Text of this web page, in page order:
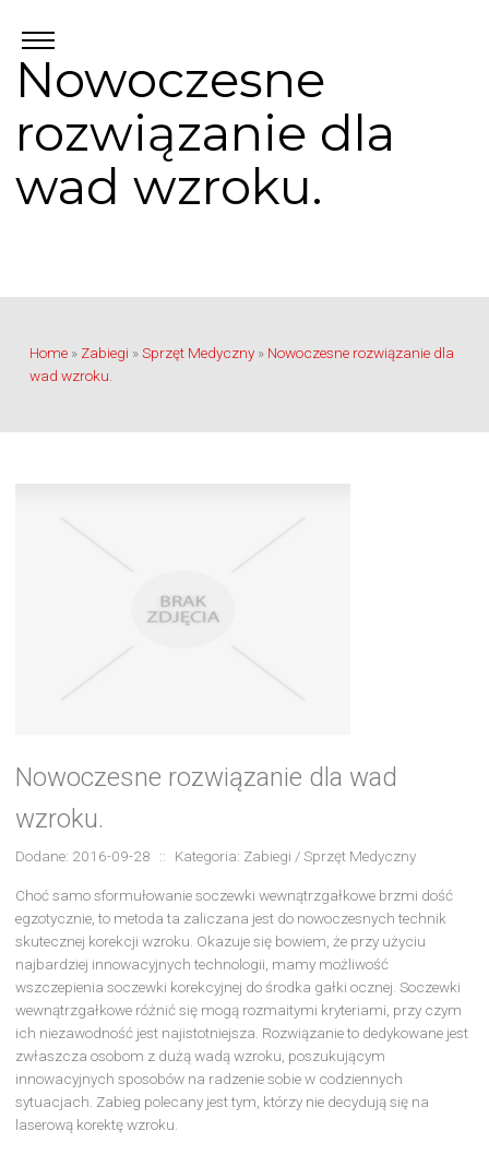
Nowoczesne
rozwiązanie dla
wad wzroku.
Home » Zabiegi »Sprzęt Medyczny » Nowoczesne rozwiązanie dla
wad wzroku.
Nowoczesne rozwiązanie dla wad
wzroku.
Dodane: 2016-09-28 :: Kategoria: Zabiegi / Sprzęt Medyczny
Choć samo sformułowanie soczewki wewnątrzgałkowe brzmi dość
egzotycznie, to metoda ta zaliczana jest do nowoczesnych technik
skutecznej korekcji wzroku. Okazuje się bowiem, że przy użyciu
najbardziej innowacyjnych technologii, mamy możliwość
wszczepienia soczewki korekcyjnej do środka gałki ocznej. Soczewki
wewnątrzgałkowe różnić się mogą rozmaitymi kryteriami, przy czym
ich niezawodność jest najistotniejsza. Rozwiązanie to dedykowane jest
zwłaszcza osobom z dużą wadą wzroku, poszukującym
innowacyjnych sposobów na radzenie sobie w codziennych
sytuacjach. Zabieg polecany jest tym, którzy nie decydują się na
laserową korektę wzroku.